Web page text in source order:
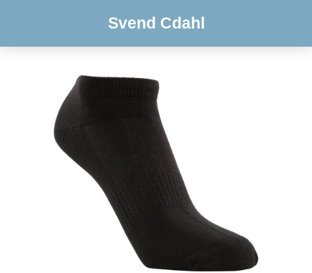
Svend Cdahl